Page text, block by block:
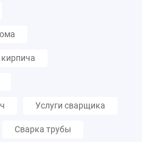
Услуги сварщика
Сварка трубы